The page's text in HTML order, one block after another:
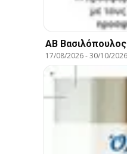
ΑΒ
17/08/2026-30/10/2026